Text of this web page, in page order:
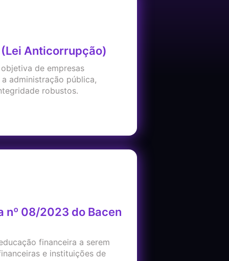
Anticorrupção)
de empresas
administração pública,
robustos.
nº 08/2023 do Bacen
financeira a serem
e instituições de